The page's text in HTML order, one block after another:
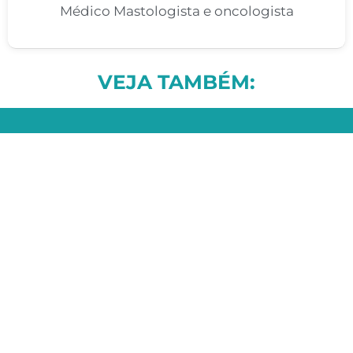
Médico Mastologista e oncologista
VEJA TAMBÉM: